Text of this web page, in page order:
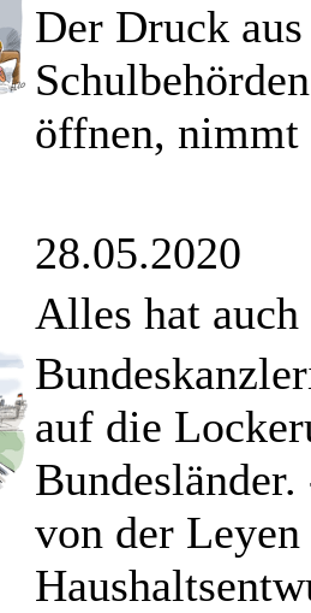
Der Druck
öffnen, nimmt
28.05.2020
Alles hat auch
auf die
von der